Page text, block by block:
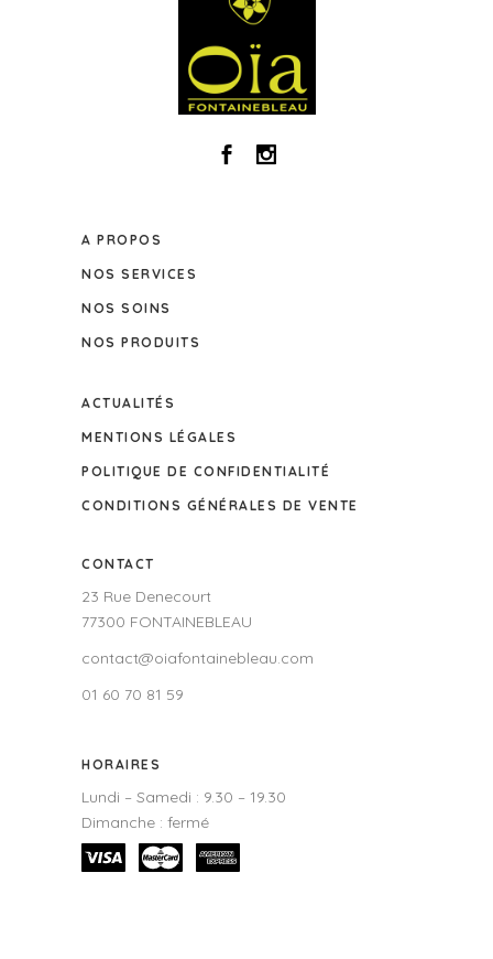
A PROPOS
NOS SERVICES
NOS SOINS
NOS PRODUITS
ACTUALITÉS
MENTIONS LÉGALES
POLITIQUE DE CONFIDENTIALITÉ
CONDITIONS GÉNÉRALES DE VENTE
CONTACT
23 Rue Denecourt
77300 FONTAINEBLEAU
contact@oiafontainebleau.com
01 60 70 81 59
HORAIRES
Lundi – Samedi : 9.30 – 19.30
Dimanche : fermé